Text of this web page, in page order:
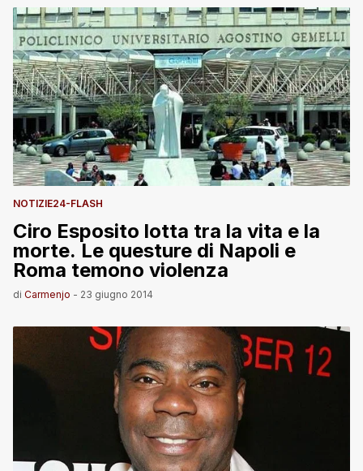
NOTIZIE24-FLASH
Ciro Esposito lotta tra la vita e la
morte. Le questure di Napoli e
Roma temono violenza
di Carmenjo - 23 giugno 2014